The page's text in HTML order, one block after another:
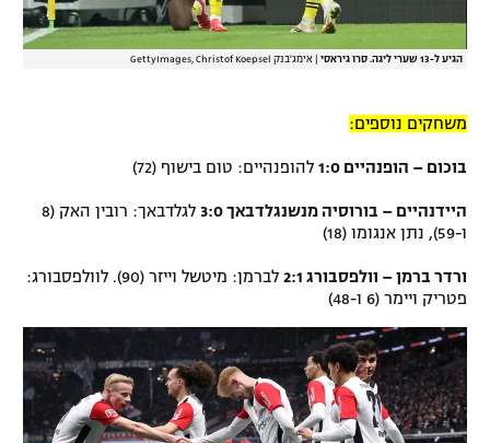
הגיע ל-13 שערי ליגה. סרו גיראסי אימג'בנק GettyImages, Christof Koepsel
משחקים נוספים:
בוכום – הופנהיים 1:0 להופנהיים: טום בישוף (72)
היידנהיים – בורוסיה מנשנגלדבאך 3:0
לגלדבאך: רובין האק (8
ו-59), נתן אנגומו (18)
ורדר ברמן – וולפסבורג 2:1
לברמן: מיטשל וייזר (90). לוולפסבורג:
פטריק ויימר (6 ו-48)